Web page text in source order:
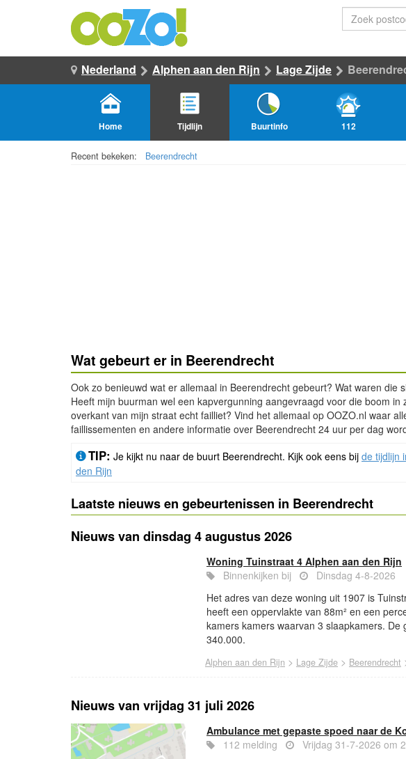
Nederland Alphen aan den Rijn Lage Zijde
Home Tijdlijn Buurtinfo 112
Recent bekeken: Beerendrecht
Wat gebeurt er in Beerendrecht
Ook zo benieuwd wat er allemaal in Beerendrecht gebeurt? Wat waren die
Heeft mijn buurman wel een kapvergunning aangevraagd voor die boom
overkant van mijn straat echt failliet? Vind het allemaal op OOZO.nl waar
faillissementen en andere informatie over Beerendrecht 24 uur per dag
TIP: Je kijkt nu naar de buurt Beerendrecht. Kijk ook eens bij de tijdlijn
den Rijn
Laatste nieuws en gebeurtenissen in Beerendrecht
Nieuws van dinsdag 4 augustus 2026
Woning Tuinstraat 4 Alphen aan den Rijn
Binnenkijken bij
Dinsdag 4-8-2026
Het adres van deze woning uit 1907 is
heeft een oppervlakte van 88m² en een
kamers kamers waarvan 3 slaapkamers.
340.000.
Alphen aan den Rijn > Lage Zijde > Beerendrecht
Nieuws van vrijdag 31 juli 2026
Ambulance met gepaste spoed naar de
112 melding
Vrijdag 31-7-2026 om